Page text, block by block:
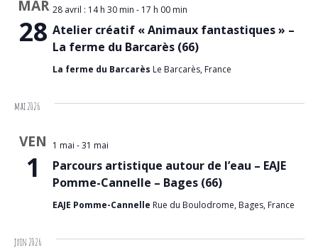
MAR
28 Atelier créatif « Animaux fantastiques » –
La ferme du Barcarès (66)
28 avril : 14 h 30 min - 17 h 00 min
La ferme du Barcarès Le Barcarès, France
mai 2026
VEN
1
Parcours artistique autour de l’eau – EAJE
Pomme-Cannelle – Bages (66)
1 mai -31 mai
EAJE Pomme-Cannelle Rue du Boulodrome, Bages, France
juin 2026